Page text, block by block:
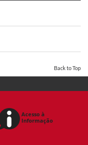
Back to Top